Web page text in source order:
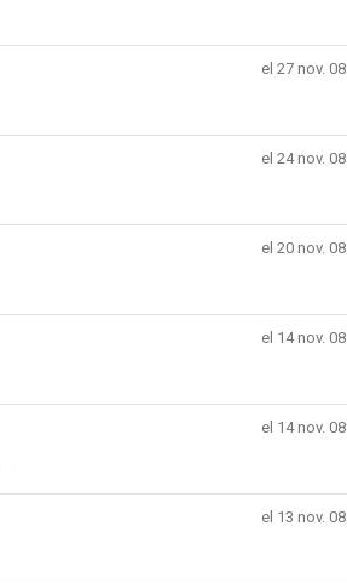
el 27 nov. 08
el 24 nov. 08
el 20 nov. 08
el 14 nov. 08
el 14 nov. 08
el 13 nov. 08